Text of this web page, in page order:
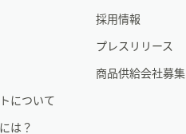
について
は？
採用情報
プレスリリース
商品供給会社募集